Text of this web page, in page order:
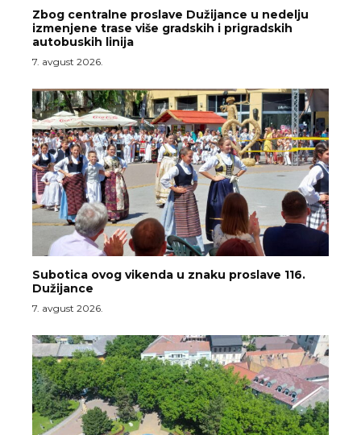
Zbog centralne proslave Dužijance u nedelju
izmenjene trase više gradskih i prigradskih
autobuskih linija
7. avgust 2026.
Subotica ovog vikenda u znaku proslave 116.
Dužijance
7. avgust 2026.